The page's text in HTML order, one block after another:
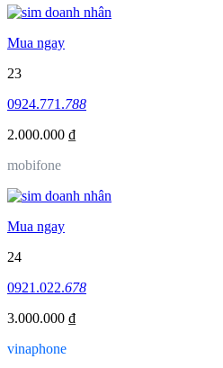
Mua ngay
23
0924.771.788
2.000.000 ₫
mobifone
Mua ngay
24
0921.022.678
3.000.000 ₫
vinaphone